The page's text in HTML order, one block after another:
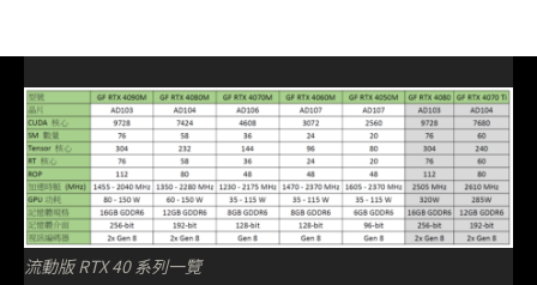
流動版 RTX 40 系列一覽